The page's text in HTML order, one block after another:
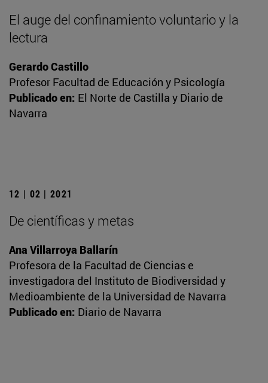
El auge del confinamiento voluntario y la
lectura
Gerardo Castillo
Profesor Facultad de Educación y Psicología
Publicado en: El Norte de Castilla y Diario de
Navarra
12 | 02 | 2021
De científicas y metas
Ana Villarroya Ballarín
Profesora de la Facultad de Ciencias e
investigadora del Instituto de Biodiversidad y
Medioambiente de la Universidad de Navarra
Publicado en: Diario de Navarra